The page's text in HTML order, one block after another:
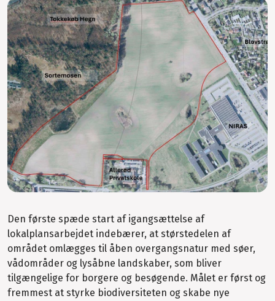
Den første spæde start af igangsættelse af
lokalplansarbejdet indebærer, at størstedelen af
området omlægges til åben overgangsnatur med søer,
vådområder og lysåbne landskaber, som bliver
tilgængelige for borgere og besøgende. Målet er først og
fremmest at styrke biodiversiteten og skabe nye